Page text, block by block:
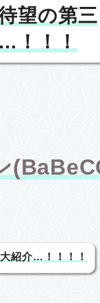
望の第三
！！！
紹介…！！！！